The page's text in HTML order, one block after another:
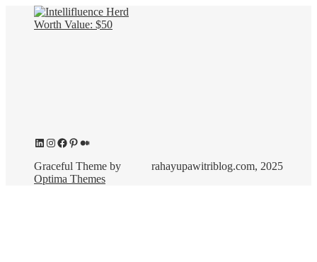
LinkedIn
Instagram
Facebook
Pinterest
Medium
rahayupawitriblog.com, 2025
Graceful Theme by
Optima Themes